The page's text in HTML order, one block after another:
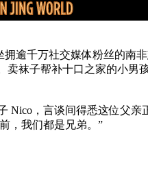
逾千万社交媒体粉丝的
卖袜子帮补十口之家的
Nico，言谈间得悉这位父
，我们都是兄弟。”